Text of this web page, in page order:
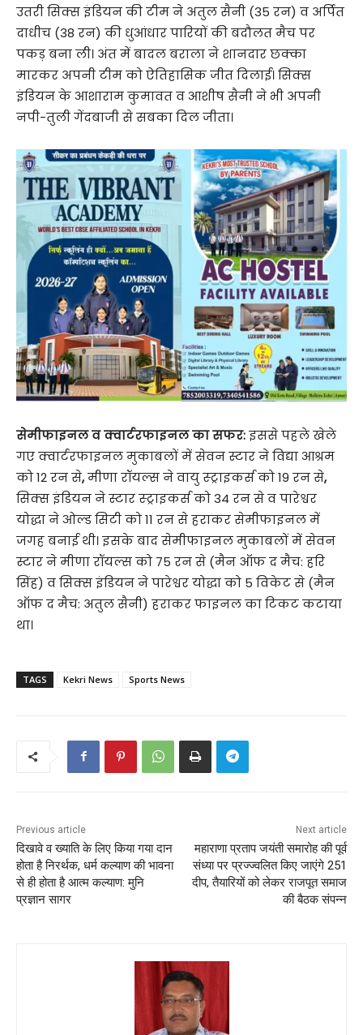
उतरी सिक्स इंडियन की टीम ने अतुल सैनी (35 रन) व अर्पित
दाधीच (38 रन) की धुआंधार पारियों की बदौलत मैच पर
पकड़ बना ली। अंत में बादल बराला ने शानदार छक्का
मारकर अपनी टीम को ऐतिहासिक जीत दिलाई। सिक्स
इंडियन के आशाराम कुमावत व आशीष सैनी ने भी अपनी
नपी-तुली गेंदबाजी से सबका दिल जीता।
सेमीफाइनल व क्वार्टरफाइनल का सफर:इससे पहले खेले
गए क्वार्टरफाइनल मुकाबलों में सेवन स्टार ने विद्या आश्रम
को 12 रन से,मीणा रॉयल्स ने वायु स्ट्राइकर्स को 19 रन से,
सिक्स इंडियन ने स्टार स्ट्राइकर्स को 34 रन से व पारेश्वर
योद्धा ने ओल्ड सिटी को 11 रन से हराकर सेमीफाइनल में
जगह बनाई थी। इसके बाद सेमीफाइनल मुकाबलों में सेवन
स्टार ने मीणा रॉयल्स को 75 रन से (मैन ऑफ द मैच: हरि
सिंह) व सिक्स इंडियन ने पारेश्वर योद्धा को 5 विकेट से (मैन
ऑफ द मैच: अतुल सैनी) हराकर फाइनल का टिकट कटाया
था।
TAGS Kekri News Sports News
Previous article
दिखावे व ख्याति के लिए किया गया दान
होता है निरर्थक, धर्म कल्याण की भावना
से ही होता है आत्म कल्याण: मुनि
प्रज्ञान सागर
Next article
महाराणा प्रताप जयंती समारोह की पूर्व
संध्या पर प्रज्ज्वलित किए जाएंगे 251
दीप, तैयारियों को लेकर राजपूत समाज
की बैठक संपन्न